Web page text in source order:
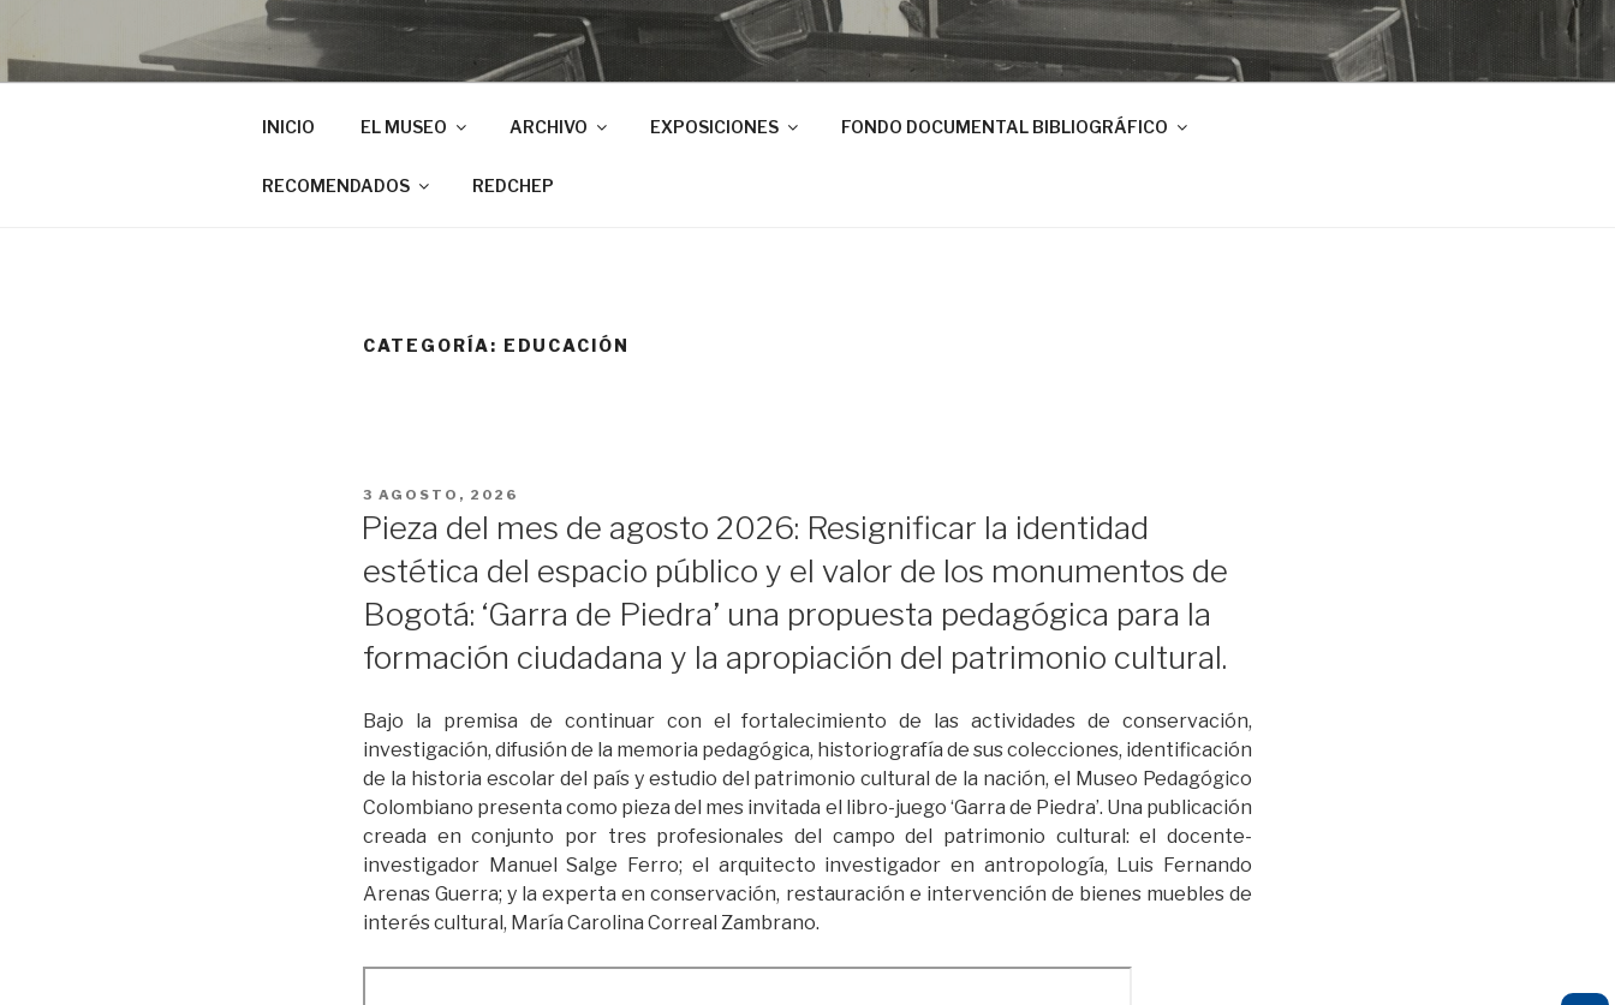
INICIO EL MUSEO ARCHIVO EXPOSICIONES FONDO DOCUMENTAL BIBLIOGRÁFICO
RECOMENDADOS REDCHEP
CATEGORÍA: EDUCACIÓN
PUBLICADO
3 AGOSTO, 2026
Pieza del mes de agosto 2026: Resignificar la identidad
estética del espacio público y el valor de los monumentos de
Bogotá: ‘Garra de Piedra’ una propuesta pedagógica para la
formación ciudadana y la apropiación del patrimonio cultural.
Bajo la premisa de continuar con el fortalecimiento de las actividades de conservación,
investigación, difusión de la memoria pedagógica, historiografía de sus colecciones, identificación
de la historia escolar del país y estudio del patrimonio cultural de la nación, el Museo Pedagógico
Colombiano presenta como pieza del mes invitada el libro-juego ‘Garra de Piedra’. Una publicación
creada en conjunto por tres profesionales del campo del patrimonio cultural: el docente-
investigador Manuel Salge Ferro; el arquitecto investigador en antropología, Luis Fernando
Arenas Guerra; y la experta en conservación, restauración e intervención de bienes muebles de
interés cultural, María Carolina Correal Zambrano.